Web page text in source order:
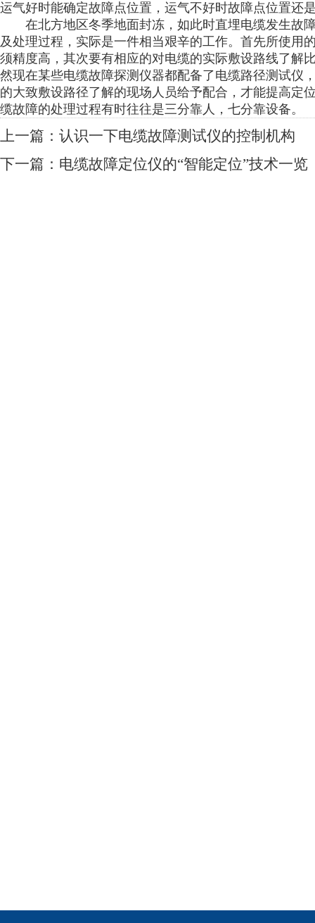
运气好时能确定故障点位置，运气不好时故障点位置还
在北方地区冬季地面封冻，如此时直埋电缆发生故
及处理过程，实际是一件相当艰辛的工作。首先所使用
须精度高，其次要有相应的对电缆的实际敷设路线了解
然现在某些电缆故障探测仪器都配备了电缆路径测试仪
的大致敷设路径了解的现场人员给予配合，才能提高定
缆故障的处理过程有时往往是三分靠人，七分靠设备。
上一篇： 认识一下电缆故障测试仪的控制机构
下一篇： 电缆故障定位仪的“智能定位”技术一览